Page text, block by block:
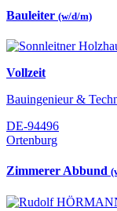
Bauleiter (w/d/m)
Vollzeit
Bauingenieur &
DE-94496
Ortenburg
Zimmerer Abbund